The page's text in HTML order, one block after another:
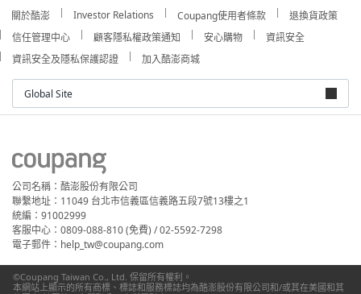
關於酷澎 Investor Relations Coupang使用者條款
退換貨政策
信任管理中心
顧客隱私權政策通知 安心購物
資訊安全
資訊安全及隱私保護認證
加入酷澎商城
Global Site
公司名稱：酷澎股份有限公司
聯繫地址：11049 台北市信義區信義路五段7號13樓之1
統編：91002999
客服中心：0809-088-810 (免費) / 02-5592-7298
電子郵件：help_tw@coupang.com
©Coupang Taiwan Co., Ltd. 保留所有權利。
本網站上顯示的所有商標、標誌和服務標誌均為酷澎股份有限公司和/或其在美國和其